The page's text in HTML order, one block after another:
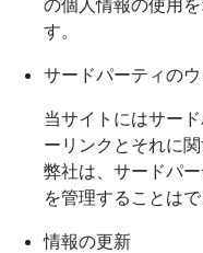
す。
サードパーティの
当サイトにはサー
ーリンクとそれに
弊社は、サードパ
を管理することは
情報の更新